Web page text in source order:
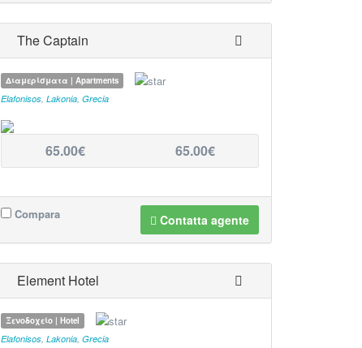
The Captain
Διαμερίσματα | Apartments
Elafonisos Lakonia Grecia
65.00€ 65.00€
Contatta agente
Compara
Element Hotel
Ξενοδοχείο | Hotel
Elafonisos Lakonia Grecia